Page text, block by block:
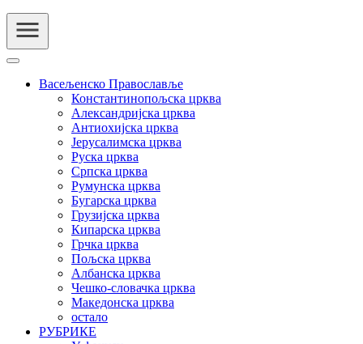
Васељенско Православље
Константинопољска црква
Александријска црква
Антиохијска црква
Јерусалимска црква
Руска црква
Српска црква
Румунска црква
Бугарска црква
Грузијска црква
Кипарска црква
Грчка црква
Пољска црква
Албанска црква
Чешко-словачка црква
Македонска црква
остало
РУБРИКЕ